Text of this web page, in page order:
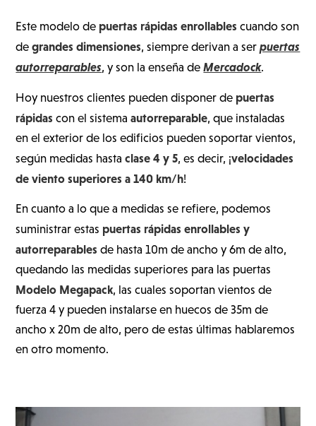
Este modelo de puertas rápidas enrollables cuando son
degrandes dimensiones, siempre derivan a serpuertas
autorreparables, y son la enseña deMercadock.
Hoy nuestros clientes pueden disponer de puertas
rápidas con el sistemaautorreparable, que instaladas
en el exterior de los edificios pueden soportar vientos,
según medidas hastaclase 4 y 5, es decir, ¡velocidades
de viento superiores a 140 km/h!
En cuanto a lo que a medidas se refiere, podemos
suministrar estas puertas rápidas enrollables y
autorreparables de hasta 10m de ancho y 6m de alto,
quedando las medidas superiores para las puertas
Modelo Megapack, las cuales soportan vientos de
fuerza 4 y pueden instalarse en huecos de 35m de
ancho x 20m de alto, pero de estas últimas hablaremos
en otro momento.